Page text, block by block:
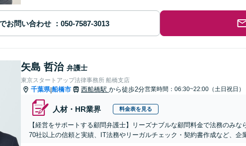
お問い合わせ
矢島 哲治 弁護士
東京スタートアップ法律事務所 船橋支店
千葉県|船橋市 西船橋駅 から徒歩2分営業時間：06:30~22:00（土日祝日）
人材・HR業界 料金表を見る
【経営をサポートする顧問弁護士】リーズナブルな顧問料金で法務のみ
70社以上の信頼と実績、IT法務やリーガルチェック・契約書作成など、企